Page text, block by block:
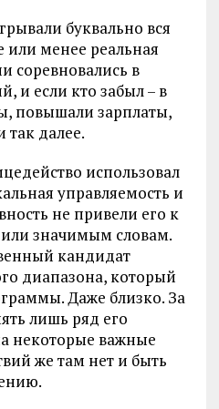
буквально вся
или менее реальная
соревновались в
и если кто забыл – в
повышали зарплаты,
так далее.
использовал
управляемость и
не привели его к
значимым словам.
кандидат
диапазона, который
Даже близко. За
лишь ряд его
некоторые важные
же там нет и быть